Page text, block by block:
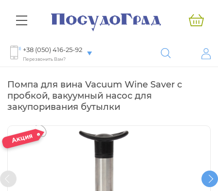
+38 (050) 416-25-92
Перезвонить Вам?
Помпа для вина Vacuum Wine Saver с
пробкой, вакуумный насос для
закупоривания бутылки